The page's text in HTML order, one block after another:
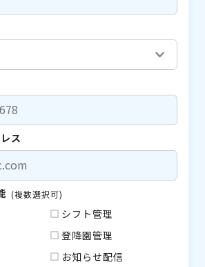
ス
(複数選択可)
シフト管理
登降園管理
お知らせ配信